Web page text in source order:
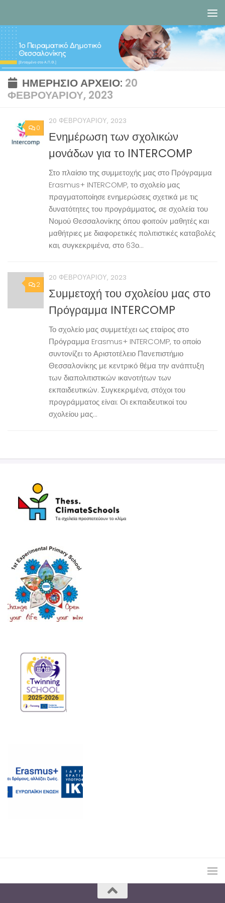
ΗΜΕΡΉΣΙΟ ΑΡΧΕΊΟ: 20
ΦΕΒΡΟΥΑΡΊΟΥ, 2023
0
20 ΦΕΒΡΟΥΑΡΊΟΥ, 2023
Ενημέρωση των σχολικών
μονάδων για το INTERCOMP
Στο πλαίσιο της συμμετοχής μας στο Πρόγραμμα
Erasmus+ INTERCOMP, το σχολείο μας
πραγματοποίησε ενημερώσεις σχετικά με τις
δυνατότητες του προγράμματος, σε σχολεία του
Νομού Θεσσαλονίκης όπου φοιτούν μαθητές και
μαθήτριες με διαφορετικές πολιτιστικές καταβολές
και, συγκεκριμένα, στο 63ο...
2
20 ΦΕΒΡΟΥΑΡΊΟΥ, 2023
Συμμετοχή του σχολείου μας στο
Πρόγραμμα INTERCOMP
Το σχολείο μας συμμετέχει ως εταίρος στο
Πρόγραμμα Erasmus+ INTERCOMP, το οποίο
συντονίζει το Αριστοτέλειο Πανεπιστήμιο
Θεσσαλονίκης με κεντρικό θέμα την ανάπτυξη
των διαπολιτιστικών ικανοτήτων των
εκπαιδευτικών. Συγκεκριμένα, στόχοι του
προγράμματος είναι: Οι εκπαιδευτικοί του
σχολείου μας...